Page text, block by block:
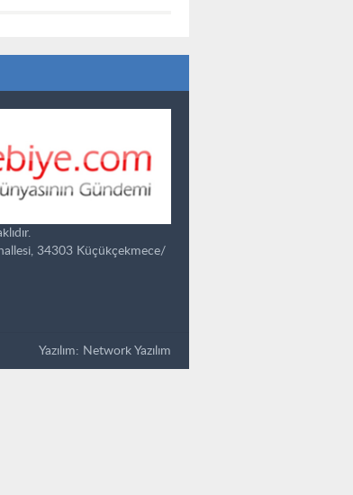
34303 Küçükçekmece/
Yazılım: Network Yazılım